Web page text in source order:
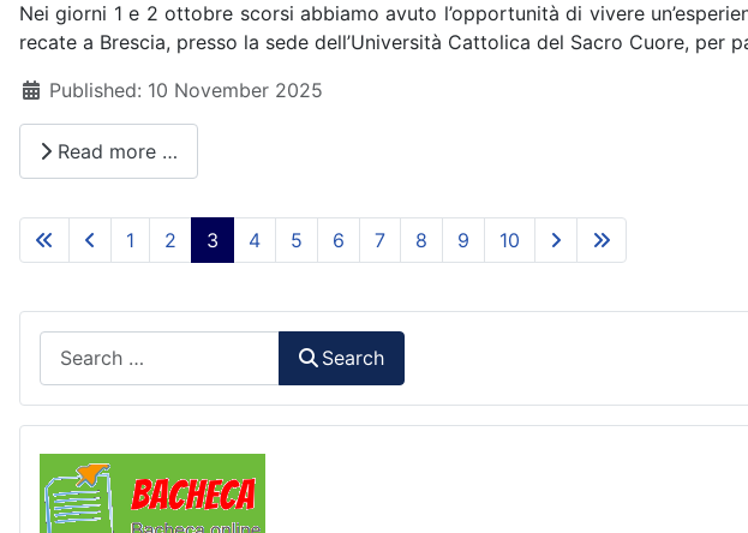
Nei giorni 1 e 2 ottobre scorsi abbiamo avuto l’opportunità di vivere
recate a Brescia, presso la sede dell’Università Cattolica del Sacro Cuore,
DetailsPublished: 10 November 2025
Read more …
1 2 3 4 5 6 7 8 9 10
Search